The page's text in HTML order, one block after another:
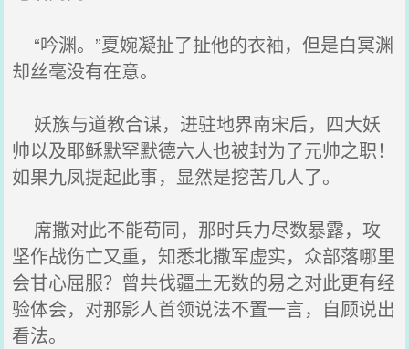
“吟渊。”夏婉凝扯了扯他的衣袖，但是白冥渊
却丝毫没有在意。
妖族与道教合谋，进驻地界南宋后，四大妖
帅以及耶稣默罕默德六人也被封为了元帅之职！
如果九凤提起此事，显然是挖苦几人了。
席撒对此不能苟同，那时兵力尽数暴露，攻
坚作战伤亡又重，知悉北撒军虚实，众部落哪里
会甘心屈服？曾共伐疆土无数的易之对此更有经
验体会，对那影人首领说法不置一言，自顾说出
看法。